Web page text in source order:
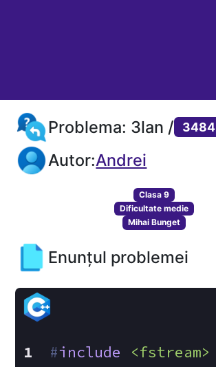
Problema: 3lan / 3484
Autor:Andrei
Clasa 9
Dificultate medie
Mihai Bunget
Enunțul problemei
#include
<fstream>